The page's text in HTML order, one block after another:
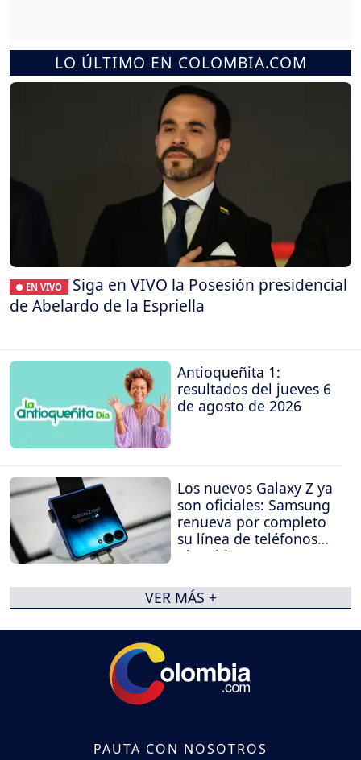
LO ÚLTIMO EN COLOMBIA.COM
● EN VIVO
Siga en VIVO la Posesión presidencial
de Abelardo de la Espriella
Antioqueñita 1:
resultados del jueves 6
de agosto de 2026
Los nuevos Galaxy Z ya
son oficiales: Samsung
renueva por completo
su línea de teléfonos
plegables
VER MÁS +
PAUTA CON NOSOTROS